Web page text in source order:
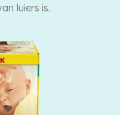
luiers is.